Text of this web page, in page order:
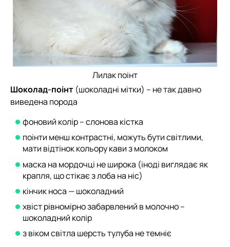
Лилак поінт
Шоколад-поінт (шоколадні мітки) – не так давно
виведена порода
фоновий колір – слонова кістка
поінти менш контрастні, можуть бути світлими,
мати відтінок кольору кави з молоком
маска на мордочці не широка (іноді виглядає як
крапля, що стікає з лоба на ніс)
кінчик носа — шоколадний
хвіст рівномірно забарвлений в молочно –
шоколадний колір
з віком світла шерсть тулуба не темніє